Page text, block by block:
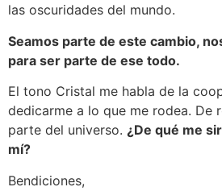
las oscuridades del mundo.
Seamos parte de este cambio,
para ser parte de ese todo.
El tono Cristal me habla de la
dedicarme a lo que me rodea. De
parte del universo. ¿De qué me
mí?
Bendiciones,